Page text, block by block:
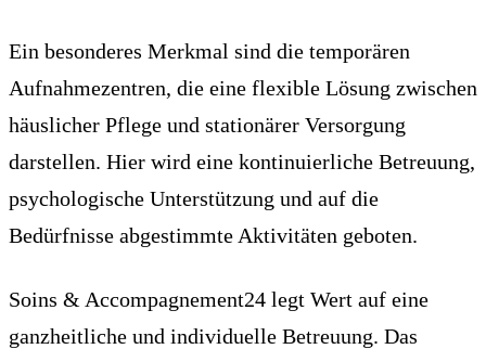
Ein besonderes Merkmal sind die temporären
Aufnahmezentren, die eine flexible Lösung zwischen
häuslicher Pflege und stationärer Versorgung
darstellen. Hier wird eine kontinuierliche Betreuung,
psychologische Unterstützung und auf die
Bedürfnisse abgestimmte Aktivitäten geboten.
Soins & Accompagnement24 legt Wert auf eine
ganzheitliche und individuelle Betreuung. Das